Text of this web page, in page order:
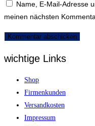
Name, E-Mail-Adresse
meinen nächsten
wichtige Links
Shop
Firmenkunden
Versandkosten
Impressum